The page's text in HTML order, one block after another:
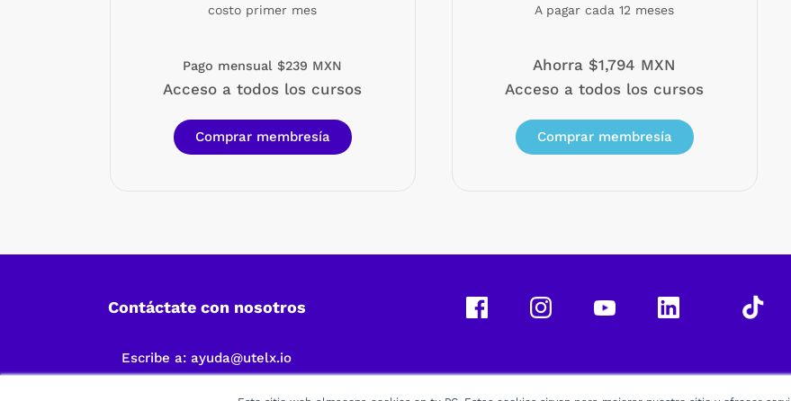
costo primer mes
Pago mensual $239 MXN
Acceso a todos los cursos
Comprar membresía
A pagar cada 12 meses
Ahorra $1,794 MXN
Acceso a todos los cursos
Comprar membresía
Contáctate con nosotros
Escribe a:ayuda@utelx.io